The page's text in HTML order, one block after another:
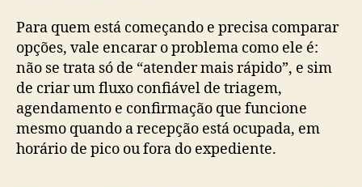
Para quem está começando e precisa comparar
opções, vale encarar o problema como ele é:
não se trata só de “atender mais rápido”, e sim
de criar um fluxo confiável de triagem,
agendamento e confirmação que funcione
mesmo quando a recepção está ocupada, em
horário de pico ou fora do expediente.